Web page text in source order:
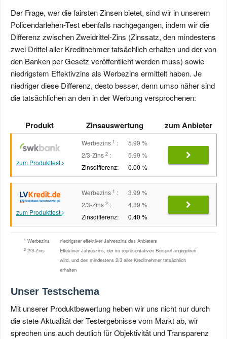
Der Frage, wer die fairsten Zinsen bietet, sind wir in unserem
Policendarlehen-Test ebenfalls nachgegangen, indem wir die
Differenz zwischen Zweidrittel-Zins (Zinssatz, den mindestens
zwei Drittel aller Kreditnehmer tatsächlich erhalten und der von
den Banken per Gesetz veröffentlicht werden muss) sowie
niedrigstem Effektivzins als Werbezins ermittelt haben. Je
niedriger diese Differenz, desto besser, denn umso näher sind
die tatsächlichen an den in der Werbung versprochenen:
Produkt Zinsauswertung zum Anbieter
zum Produkttest
Werbezins 1 :
5.99 %
2/3-Zins 2 :
5.99 %
Zinsdifferenz:
0.00 %
zum Produkttest
Werbezins 1 :
3.99 %
2/3-Zins 2 :
4.39 %
Zinsdifferenz:
0.40 %
1 Werbezins niedrigster effektiver Jahreszins des Anbieters
2 2/3-Zins
Effektiver Jahreszins, der im repräsentativen Beispiel angegeben
wird, und den mindestens 2/3 aller Kreditnehmer tatsächlich
erhalten
Unser Testschema
Mit unserer Produktbewertung heben wir uns nicht nur durch
die stete Aktualität der Testergebnisse vom Markt ab, wir
sprechen uns auch deutlich für Objektivität und Transparenz